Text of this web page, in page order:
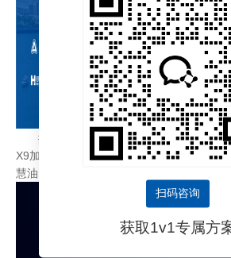
搭载CAISA芯片的星空X3加速卡、星空
X9加速卡等系列数据流AI在智慧化工、智
慧油田等领域实现规模化落地。
扫码咨询
获取1v1专属方